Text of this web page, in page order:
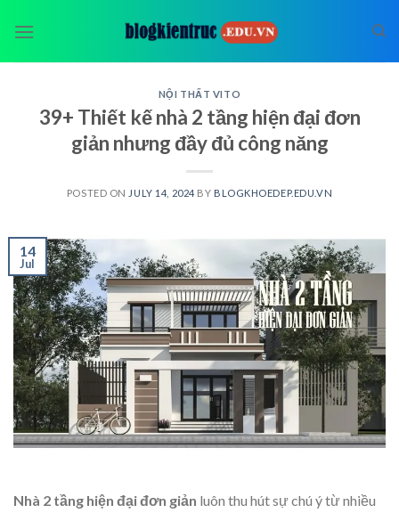
NỘI THẤT VITO
39+ Thiết kế nhà 2 tầng hiện đại đơn
giản nhưng đầy đủ công năng
POSTED ON JULY 14, 2024 BY BLOGKHOEDEP.EDU.VN
14
Jul
Nhà 2 tầng hiện đại đơn giản luôn thu hút sự chú ý từ nhiều